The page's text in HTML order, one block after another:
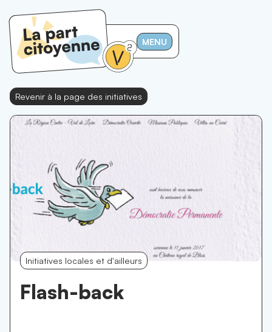
MENU
Revenir à la page des initiatives
Initiatives locales et d'ailleurs
Flash-back